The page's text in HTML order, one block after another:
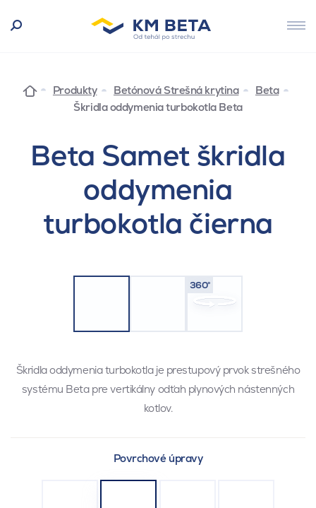
Produkty Betónová Strešná krytina
Beta
Škridla oddymenia turbokotla Beta
Beta Samet škridla
oddymenia
turbokotla čierna
360°
Škridla oddymenia turbokotla je prestupový prvok strešného
systému Beta pre vertikálny odťah plynových nástenných
kotlov.
Povrchové úpravy